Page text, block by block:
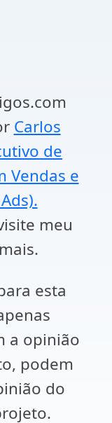
Carlos
de
Vendas e
meu
esta
a opinião
podem
do